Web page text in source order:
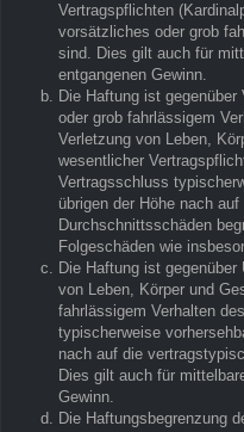
Vertragspflichten
vorsätzliches oder grob
sind. Dies gilt auch für
entgangenen Gewinn.
Die Haftung ist
oder grob fahrlässigem
Verletzung von Leben,
wesentlicher
Vertragsschluss
übrigen der Höhe nach
Durchschnittsschäden
Folgeschäden wie
Die Haftung ist
von Leben, Körper und
fahrlässigem Verhalten
typischerweise
nach auf die
Dies gilt auch für
Gewinn.
Die Haftungsbegrenzung